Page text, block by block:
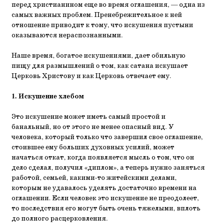
перед христианином еще во время оглашения, — одна из
самых важных проблем. Пренебрежительное к ней
отношение приводит к тому, что искушения пустыни
оказываются нераспознанными.
Наше время, богатое искушениями, дает обильную
пищу для размышлений о том, как сатана искушает
Церковь Христову и как Церковь отвечает ему.
1. Искушение хлебом
Это искушение может иметь самый простой и
банальный, но от этого не менее опасный вид. У
человека, который только что завершил свое оглашение,
стоившее ему больших духовных усилий, может
начаться откат, когда появляется мысль о том, что он
дело сделал, получил «диплом», а теперь нужно заняться
работой, семьей, какими-то житейскими делами,
которым не удавалось уделять достаточно времени на
оглашении. Если человек это искушение не преодолеет,
то последствия его могут быть очень тяжелыми, вплоть
до полного расцерковления.